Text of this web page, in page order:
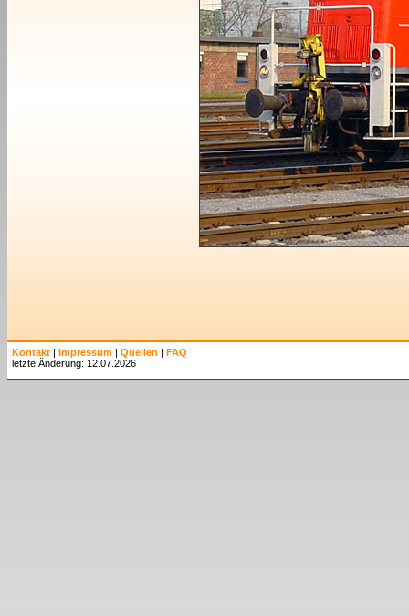
Kontakt | Impressum | Quellen | FAQ
letzte Änderung: 12.07.2026